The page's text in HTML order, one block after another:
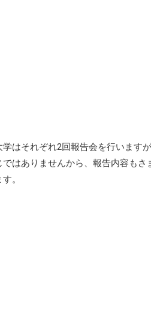
はそれぞれ2回報告会を行います
はありませんから、報告内容もさ
。